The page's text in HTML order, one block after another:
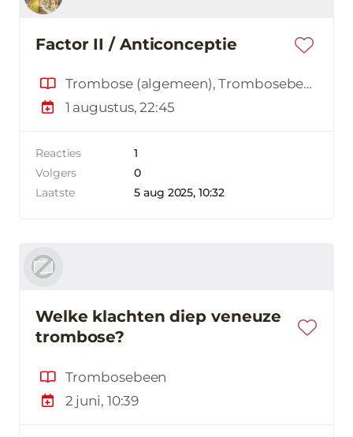
Factor II / Anticonceptie
Trombose (algemeen), Trombosebeen, Trombose en de anticonceptiepil, Erfelijkheid
1 augustus, 22:45
Reacties
1
Volgers
0
Laatste
5 aug 2025, 10:32
Welke klachten diep veneuze
trombose?
Trombosebeen
2 juni, 10:39